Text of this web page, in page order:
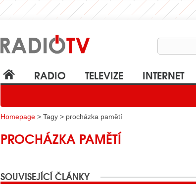
RADIO TELEVIZE INTERNET
Homepage > Tagy > procházka pamětí
PROCHÁZKA PAMĚTÍ
SOUVISEJÍCÍ ČLÁNKY